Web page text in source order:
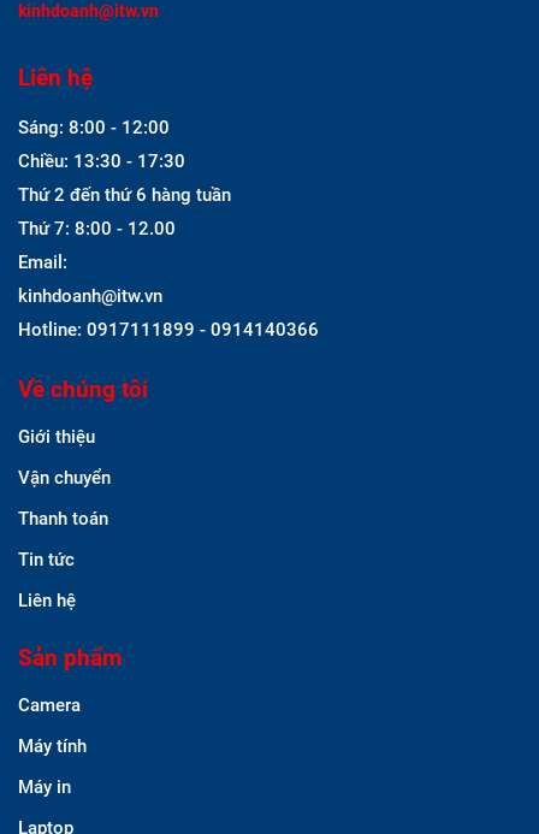
kinhdoanh@itw.vn
Liên hệ
Sáng: 8:00 - 12:00
Chiều: 13:30 - 17:30
Thứ 2 đến thứ 6 hàng tuần
Thứ 7: 8:00 - 12.00
Email:
kinhdoanh@itw.vn
Hotline: 0917111899 - 0914140366
Về chúng tôi
Giới thiệu
Vận chuyển
Thanh toán
Tin tức
Liên hệ
Sản phẩm
Camera
Máy tính
Máy in
Laptop